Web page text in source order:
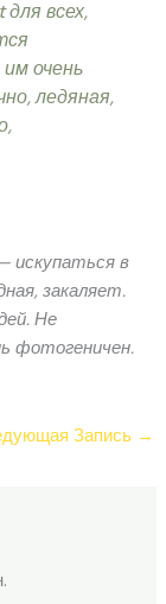
всех,
очень
ледяная,
искупаться в
закаляет.
Не
фотогеничен.
Запись →